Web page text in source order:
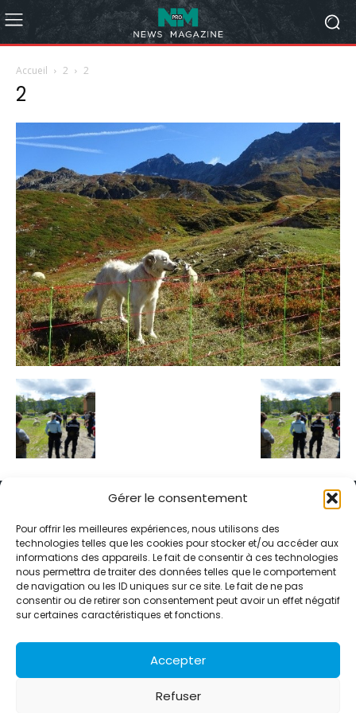
Gérer le consentement
Pour offrir les meilleures expériences, nous utilisons des
technologies telles que les cookies pour stocker et/ou accéder aux
informations des appareils. Le fait de consentir à ces technologies
nous permettra de traiter des données telles que le comportement
de navigation ou les ID uniques sur ce site. Le fait de ne pas
consentir ou de retirer son consentement peut avoir un effet négatif
sur certaines caractéristiques et fonctions.
Accepter
Refuser
Accueil 2 2
2
Alternative Média est une agence de relations presse et de
relations publiques basée à Grenoble. Depuis 1995, elle conçoit et
pilote des stratégies de visibilité en France et à l’international
grâce à un réseau d’agences partenaires.